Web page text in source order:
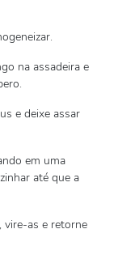
na assadeira e
e deixe assar
em uma
até que a
vire-as e retorne